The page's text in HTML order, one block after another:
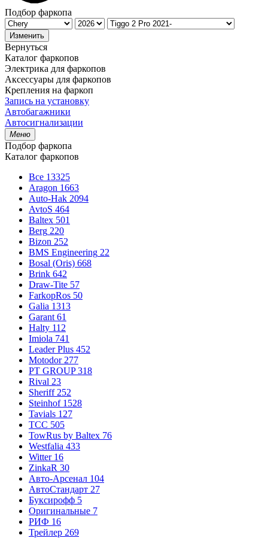
Подбор фаркопа
Изменить
Вернуться
Каталог фаркопов
Электрика для фаркопов
Аксессуары для фаркопов
Крепления на фаркоп
Запись на установку
Автобагажники
Автосигнализации
Меню
Подбор фаркопа
Каталог фаркопов
Все 13325
Aragon 1663
Auto-Hak 2094
AvtoS 464
Baltex 501
Berg 220
Bizon 252
BMS Engineering 22
Bosal (Oris) 668
Brink 642
Draw-Tite 57
FarkopRos 50
Galia 1313
Garant 61
Halty 112
Imiola 741
Leader Plus 452
Motodor 277
PT GROUP 318
Rival 23
Sheriff 252
Steinhof 1528
Tavials 127
TCC 505
TowRus by Baltex 76
Westfalia 433
Witter 16
ZinkaR 30
Авто-Арсенал 104
АвтоСтандарт 27
Буксирофф 5
Оригинальные 7
РИФ 16
Трейлер 269